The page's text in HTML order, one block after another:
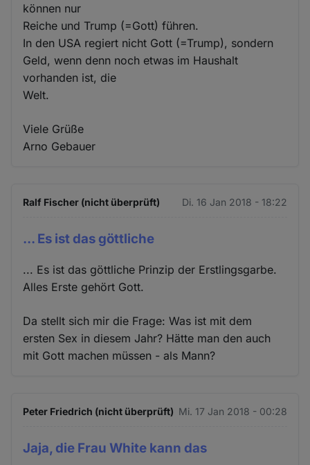
können nur
Reiche und Trump (=Gott) führen.
In den USA regiert nicht Gott (=Trump), sondern
Geld, wenn denn noch etwas im Haushalt
vorhanden ist, die
Welt.
Viele Grüße
Arno Gebauer
Ralf Fischer (nicht überprüft) Di. 16 Jan 2018 - 18:22
... Es ist das göttliche
... Es ist das göttliche Prinzip der Erstlingsgarbe.
Alles Erste gehört Gott.
Da stellt sich mir die Frage: Was ist mit dem
ersten Sex in diesem Jahr? Hätte man den auch
mit Gott machen müssen - als Mann?
Peter Friedrich (nicht überprüft) Mi. 17 Jan 2018 - 00:28
Jaja, die Frau White kann das